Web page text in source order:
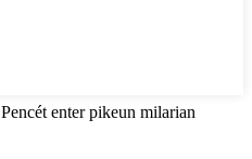
Pencét enter pikeun milarian